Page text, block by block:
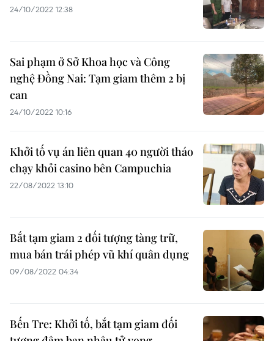
24/10/2022 12:38
Sai phạm ở Sở Khoa học và Công
nghệ Đồng Nai: Tạm giam thêm 2 bị
can
24/10/2022 10:16
Khởi tố vụ án liên quan 40 người tháo
chạy khỏi casino bên Campuchia
22/08/2022 13:10
Bắt tạm giam 2 đối tượng tàng trữ,
mua bán trái phép vũ khí quân dụng
09/08/2022 04:34
Bến Tre: Khởi tố, bắt tạm giam đối